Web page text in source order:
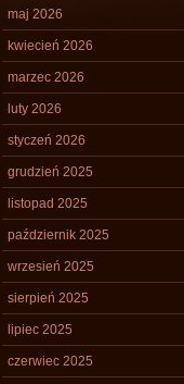
maj 2026
kwiecień 2026
marzec 2026
luty 2026
styczeń 2026
grudzień 2025
listopad 2025
październik 2025
wrzesień 2025
sierpień 2025
lipiec 2025
czerwiec 2025